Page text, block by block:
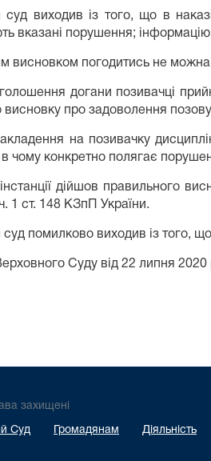
суд виходив із того, що в
вказані порушення;
висновком погодитись не
догани позивачці
висновку про задоволення
на позивачку
в чому конкретно полягає
дійшов правильного
1 ст. 148 КЗпП України.
суд помилково виходив із того,
Суду від 22 липня
захищені
Суд Громадянам Діяльність